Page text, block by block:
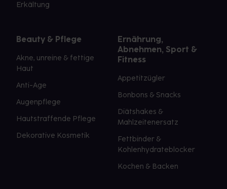
Erkältung
Beauty & Pflege
Akne, unreine & fettige
Haut
Anti-Age
Augenpflege
Hautstraffende Pflege
Dekorative Kosmetik
Ernährung,
Abnehmen, Sport &
Fitness
Appetitzügler
Bonbons & Snacks
Diätshakes &
Mahlzeitenersatz
Fettbinder &
Kohlenhydrateblocker
Kochen & Backen